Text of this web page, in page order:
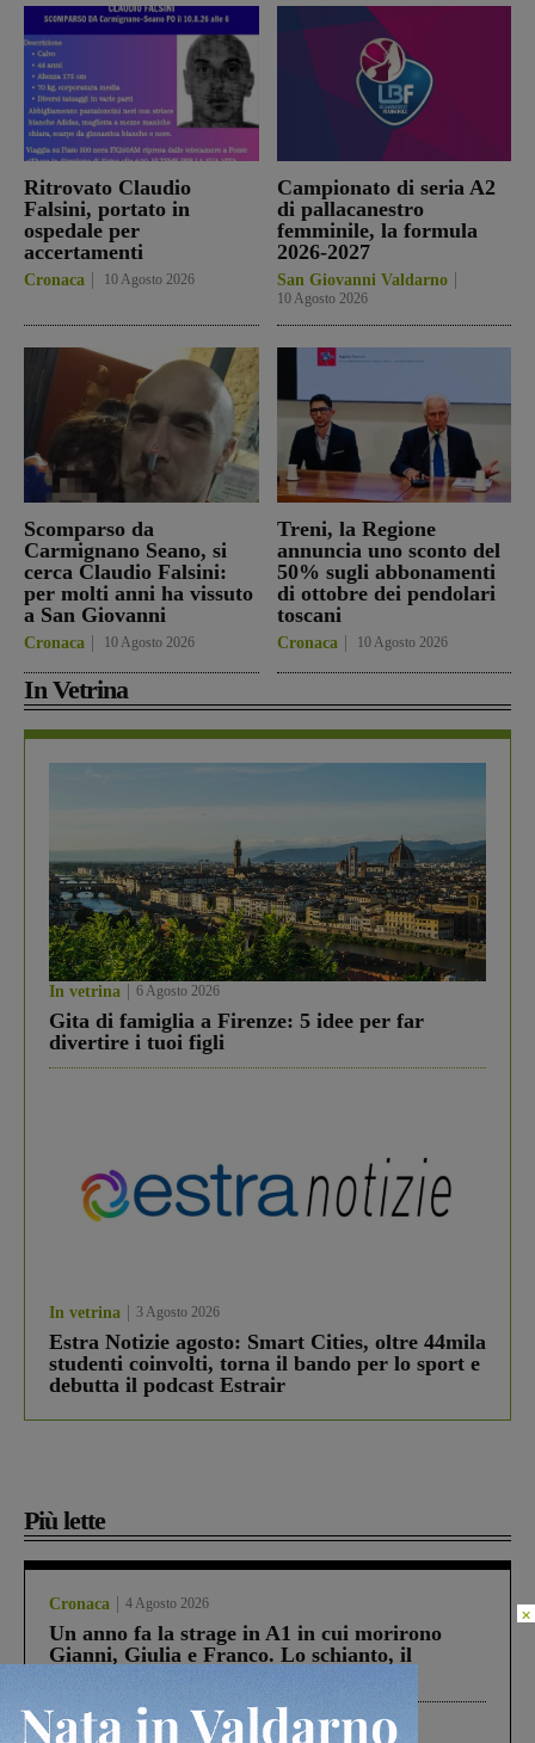
Ritrovato Claudio
Falsini, portato in
ospedale per
accertamenti
Cronaca 10 Agosto 2026
Campionato di seria A2
di pallacanestro
femminile, la formula
2026-2027
San Giovanni Valdarno
10 Agosto 2026
Scomparso da
Carmignano Seano, si
cerca Claudio Falsini:
per molti anni ha vissuto
a San Giovanni
Cronaca 10 Agosto 2026
Treni, la Regione
annuncia uno sconto del
50% sugli abbonamenti
di ottobre dei pendolari
toscani
Cronaca 10 Agosto 2026
In Vetrina
In vetrina 6 Agosto 2026
Gita di famiglia a Firenze: 5 idee per far
divertire i tuoi figli
In vetrina 3 Agosto 2026
Estra Notizie agosto: Smart Cities, oltre 44mila
studenti coinvolti, torna il bando per lo sport e
debutta il podcast Estrair
Più lette
Cronaca 4 Agosto 2026
Un anno fa la strage in A1 in cui morirono
Gianni, Giulia e Franco. Lo schianto, il
Cronaca 3 Agosto 2026
×